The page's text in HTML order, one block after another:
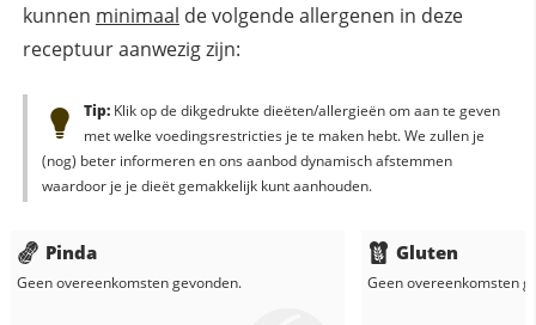
kunnen minimaal de volgende allergenen in deze
receptuur aanwezig zijn:
Tip:Klik op de dikgedrukte dieëten/allergieën om aan te geven
met welke voedingsrestricties je te maken hebt. We zullen je
(nog) beter informeren en ons aanbod dynamisch afstemmen
waardoor je je dieët gemakkelijk kunt aanhouden.
Pinda
Geen overeenkomsten gevonden.
Gluten
Geen overeenkomsten